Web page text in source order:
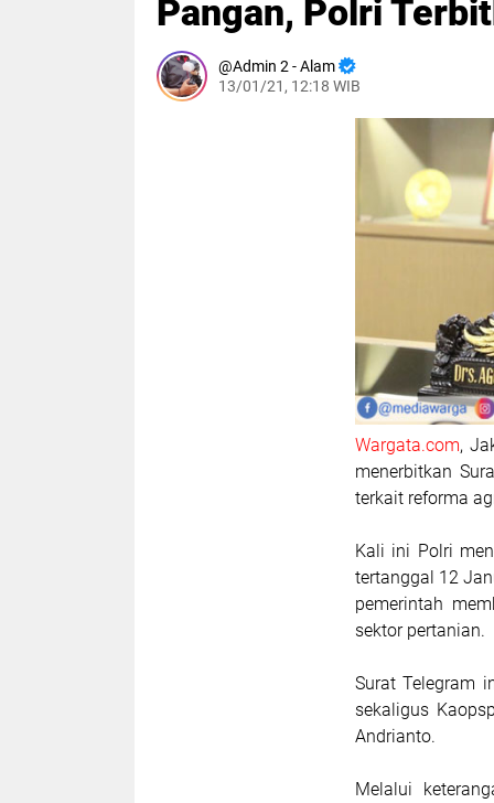
Pangan, Polri
Admin 2 - Alam
13/01/21, 12:18 WIB
Wargata.com,
menerbitkan
terkait reforma
Kali ini Polri
tertanggal 12
pemerintah
sektor pertanian.
Surat Telegram
sekaligus
Andrianto.
Melalui